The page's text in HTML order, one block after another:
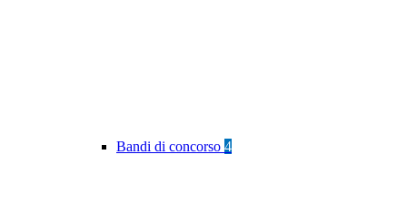
Bandi di concorso 4